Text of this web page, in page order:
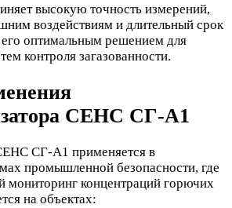
высокую точность измерений,
воздействиям и длительный срок
оптимальным решением для
контроля загазованности.
СЕНС СГ-А1
СГ-А1 применяется в
промышленной безопасности, где
мониторинг концентраций горючих
на объектах: